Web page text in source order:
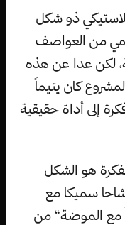
ذو شكل
من العواصف
لكن عدا عن هذه
كان يتيماً
إلى أداة حقيقية
هو الشكل
سميكا مع
مع الموضة“ من